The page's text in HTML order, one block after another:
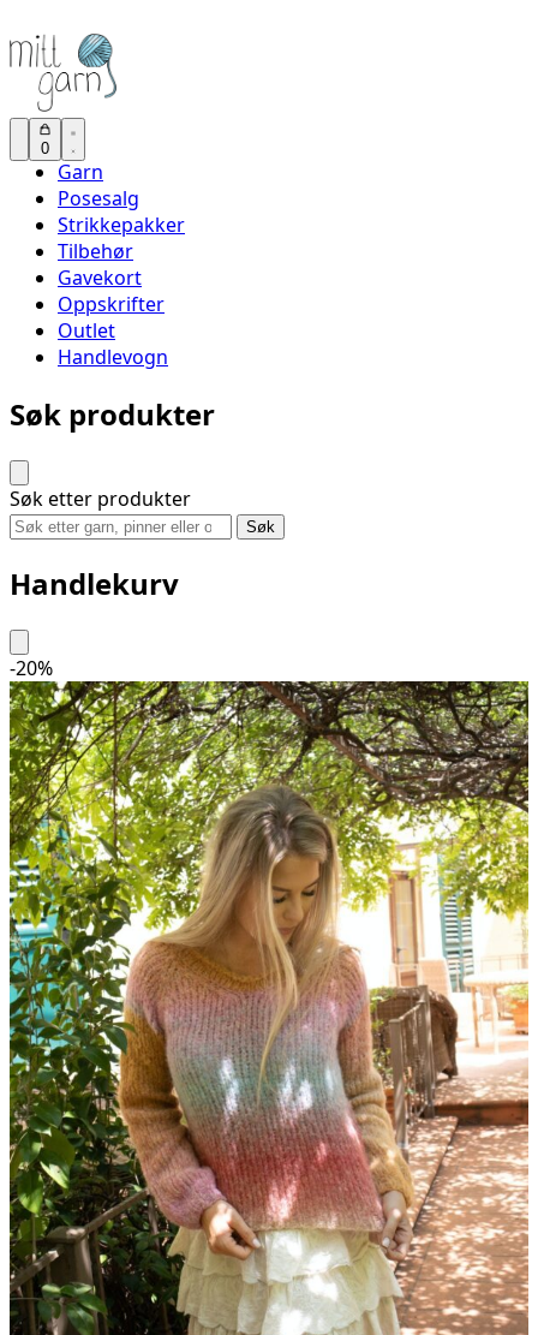
0
Garn
Posesalg
Strikkepakker
Tilbehør
Gavekort
Oppskrifter
Outlet
Handlevogn
Søk produkter
Søk etter produkter
Søk
Handlekurv
-20%